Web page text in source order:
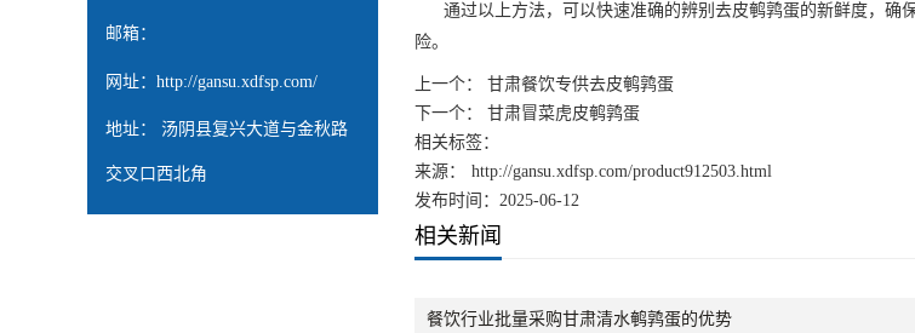
邮箱：
网址： http://gansu.xdfsp.com/
地址： 汤阴县复兴大道与金秋路
交叉口西北角
通过以上方法，可以快速准确的辨别去皮鹌鹑蛋的新鲜度，确
险。
上一个：
甘肃餐饮专供去皮鹌鹑蛋
下一个：
甘肃冒菜虎皮鹌鹑蛋
相关标签：
来源：
http://gansu.xdfsp.com/product912503.html
发布时间：2025-06-12
相关新闻
餐饮行业批量采购甘肃清水鹌鹑蛋的优势